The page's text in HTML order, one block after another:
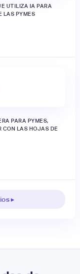
UTILIZA IA PARA
LAS PYMES
PARA PYMES,
CON LAS HOJAS DE
▸